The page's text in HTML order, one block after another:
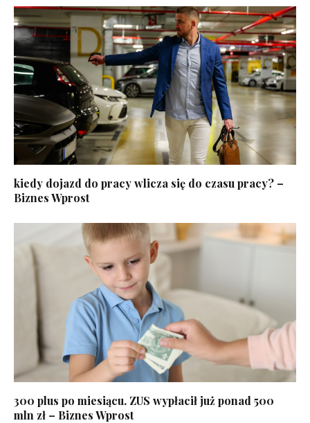
kiedy dojazd do pracy wlicza się do czasu pracy? –
Biznes Wprost
300 plus po miesiącu. ZUS wypłacił już ponad 500
mln zł – Biznes Wprost